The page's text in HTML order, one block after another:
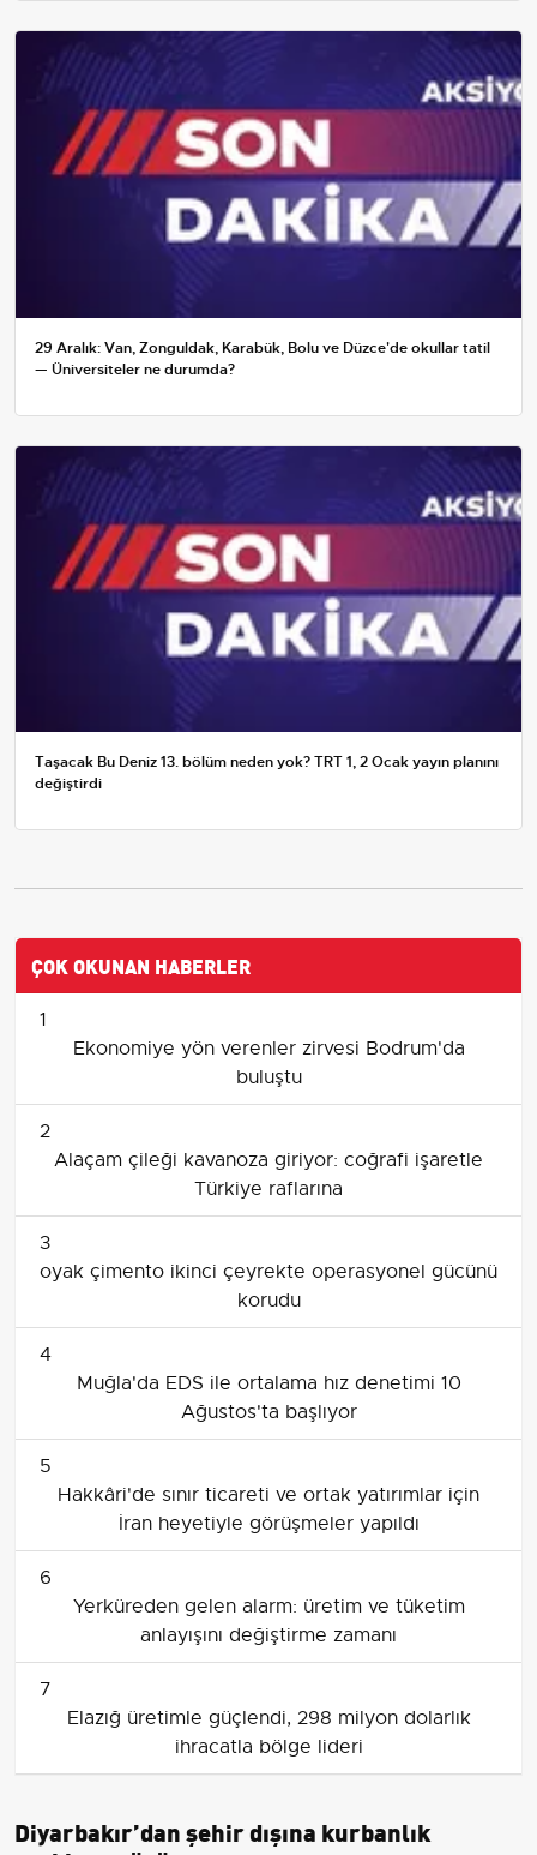
29 Aralık: Van, Zonguldak, Karabük, Bolu ve Düzce'de okullar tatil
— Üniversiteler ne durumda?
Taşacak Bu Deniz 13. bölüm neden yok? TRT 1, 2 Ocak yayın planını
değiştirdi
ÇOK OKUNAN HABERLER
1
Ekonomiye yön verenler zirvesi Bodrum'da
buluştu
2
Alaçam çileği kavanoza giriyor: coğrafi işaretle
Türkiye raflarına
3
oyak çimento ikinci çeyrekte operasyonel gücünü
korudu
4
Muğla'da EDS ile ortalama hız denetimi 10
Ağustos'ta başlıyor
5
Hakkâri'de sınır ticareti ve ortak yatırımlar için
İran heyetiyle görüşmeler yapıldı
6
Yerküreden gelen alarm: üretim ve tüketim
anlayışını değiştirme zamanı
7
Elazığ üretimle güçlendi, 298 milyon dolarlık
ihracatla bölge lideri
Diyarbakır’dan şehir dışına kurbanlık